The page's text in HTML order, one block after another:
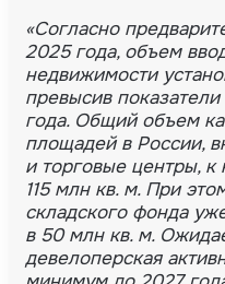
«Согласно
2025 года, объем
недвижимости
превысив
года. Общий объем
площадей в России,
и торговые центры, к
115 млн кв. м. При
складского фонда
в 50 млн кв. м.
девелоперская